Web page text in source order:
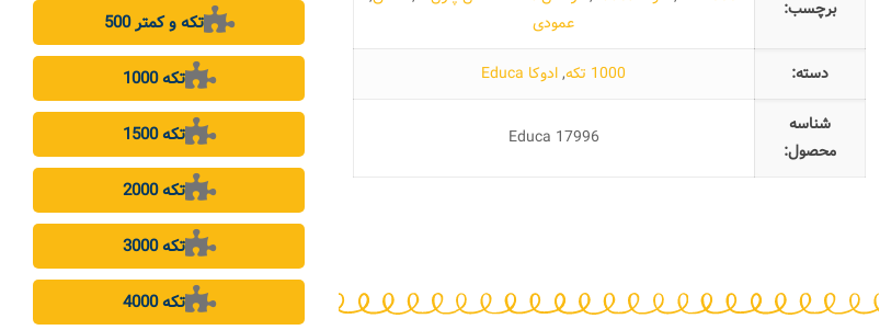
برچسب:
عمودی
دسته: 1000 تکه ,ادوکا Educa
شناسه
محصول:
Educa 17996
500 تکه و کمتر
1000 تکه
1500 تکه
2000 تکه
3000 تکه
4000 تکه